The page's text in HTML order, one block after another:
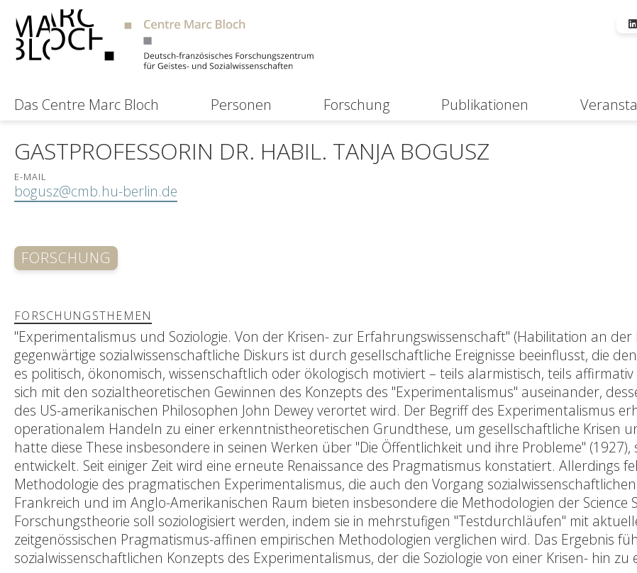
Das Centre Marc Bloch Personen Forschung Publikationen
GASTPROFESSORIN DR. HABIL. TANJA BOGUSZ
E-MAIL
bogusz@cmb.hu-berlin.de
FORSCHUNG
FORSCHUNGSTHEMEN
"Experimentalismus und Soziologie. Von der Krisen- zur Erfahrungswissenschaft" (Habilitation an der
gegenwärtige sozialwissenschaftliche Diskurs ist durch gesellschaftliche Ereignisse beeinflusst, die
es politisch, ökonomisch, wissenschaftlich oder ökologisch motiviert – teils alarmistisch, teils
sich mit den sozialtheoretischen Gewinnen des Konzepts des "Experimentalismus" auseinander,
des US-amerikanischen Philosophen John Dewey verortet wird. Der Begriff des Experimentalismus
operationalem Handeln zu einer erkenntnistheoretischen Grundthese, um gesellschaftliche Krisen
hatte diese These insbesondere in seinen Werken über "Die Öffentlichkeit und ihre Probleme" (1927),
entwickelt. Seit einiger Zeit wird eine erneute Renaissance des Pragmatismus konstatiert. Allerdings
Methodologie des pragmatischen Experimentalismus, die auch den Vorgang
Frankreich und im Anglo-Amerikanischen Raum bieten insbesondere die Methodologien der
Forschungstheorie soll soziologisiert werden, indem sie in mehrstufigen "Testdurchläufen" mit
zeitgenössischen Pragmatismus-affinen empirischen Methodologien verglichen wird. Das Ergebnis
sozialwissenschaftlichen Konzepts des Experimentalismus, der die Soziologie von einer Krisen-